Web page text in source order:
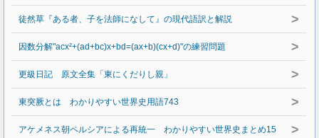
徒然草『ある者、子を法師になして』の現代語訳と解説 >
因数分解"acx²+(ad+bc)x+bd=(ax+b)(cx+d)"の練習問題 >
更級日記 原文全集「東にくだりし親」 >
東突厥とは わかりやすい世界史用語743 >
アケメネス朝ペルシアによる再統一 わかりやすい世界史まとめ15 >